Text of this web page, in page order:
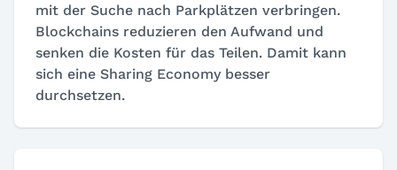
mit der Suche nach Parkplätzen verbringen.
Blockchains reduzieren den Aufwand und
senken die Kosten für das Teilen. Damit kann
sich eine Sharing Economy besser
durchsetzen.